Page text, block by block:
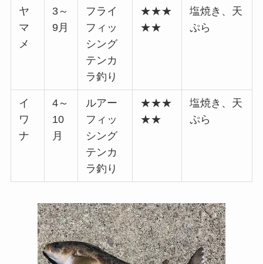
ヤ
マ
メ
3～
9月
フライ
フィッ
シング
テンカ
ラ釣り
★★★
★★
塩焼き、天
ぷら
イ
ワ
ナ
4～
10
月
ルアー
フィッ
シング
テンカ
ラ釣り
★★★
★★
塩焼き、天
ぷら